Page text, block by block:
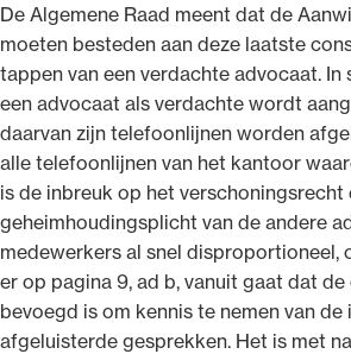
De Algemene Raad meent dat de
moeten besteden aan deze laatste
tappen van een verdachte advocaat. In
een advocaat als verdachte wordt
daarvan zijn telefoonlijnen worden
alle telefoonlijnen van het kantoor
is de inbreuk op het verschoningsrecht
geheimhoudingsplicht van de andere
medewerkers al snel disproportioneel,
er op pagina 9, ad b, vanuit gaat dat
bevoegd is om kennis te nemen van de
afgeluisterde gesprekken. Het is met